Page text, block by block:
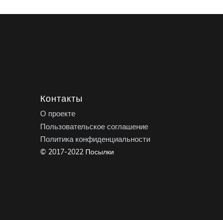
Контакты
О проекте
Пользовательское соглашение
Политика конфиденциальности
© 2017-2022 Посылки